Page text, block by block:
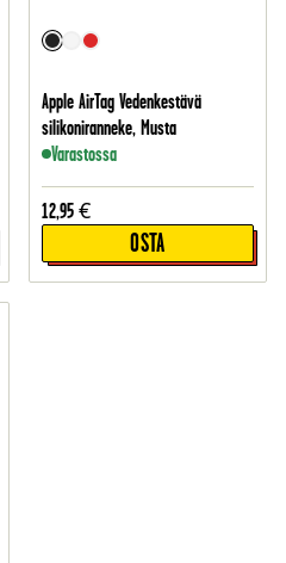
Apple AirTag Vedenkestävä
silikoniranneke, Musta
Varastossa
12,95 €
OSTA